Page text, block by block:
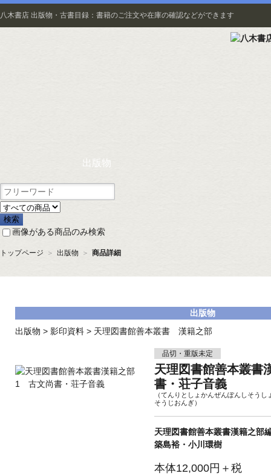
八木書店 出版物・古書目録：書籍のご注文や在庫の確認などができます
出版物
画像がある商品のみ検索
トップページ ＞ 出版物 ＞ 商品詳細
出版物
出版物 > 影印資料 > 天理図書館善本叢書 漢籍之部
品切・重版未定
天理図書館善本叢
書・荘子音義
（てんりとしょかんぜんぽんしそ
そうじおんぎ）
天理図書館善本叢書漢籍之
築島裕・小川環樹
本体12,000円＋税